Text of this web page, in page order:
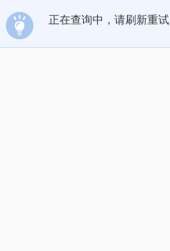
正在查询中，请刷新重试